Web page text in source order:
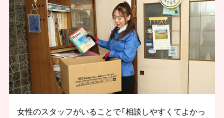
女性のスタッフがいることで「相談しやすくてよかっ